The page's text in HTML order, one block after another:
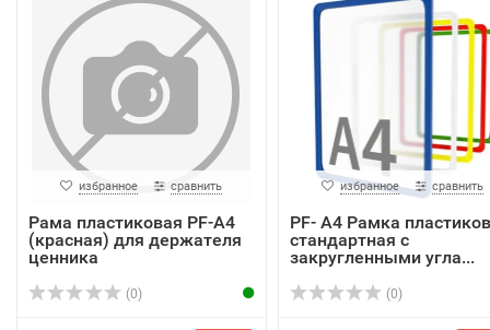
избранное сравнить
Рама пластиковая PF-A4
(красная) для держателя
ценника
(0)
избранное сравнить
PF- A4 Рамка
стандартная с
закругленными угла...
(0)